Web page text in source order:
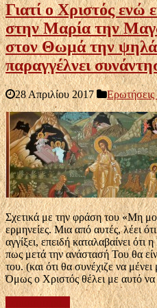
Γιατί ο Χριστός
στην Μαρία την
στον Θωμά την
παραγγέλνει
28 Απριλίου 2017 Ερωτήσεις
Σχετικά με την φράση του «Μη
ερμηνείες. Μια από αυτές, λέει
αγγίξει, επειδή καταλαβαίνει
πως μετά την ανάστασή Του θα
του. (και ότι θα συνέχιζε να
Όμως ο Χριστός θέλει με αυτό